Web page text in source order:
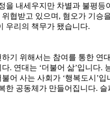
을 내세우지만 차별과 불평등
위협받고 있으며 , 혐오가 기승
우리의 책무가 됐습니다.
기 위해서는 참여를 통한 연
다. 연대는 ‘더불어 삶’입니다.
불어 사는 사회가 ‘행복도시 ’입
한 공동체가 만들어집니다. 슬